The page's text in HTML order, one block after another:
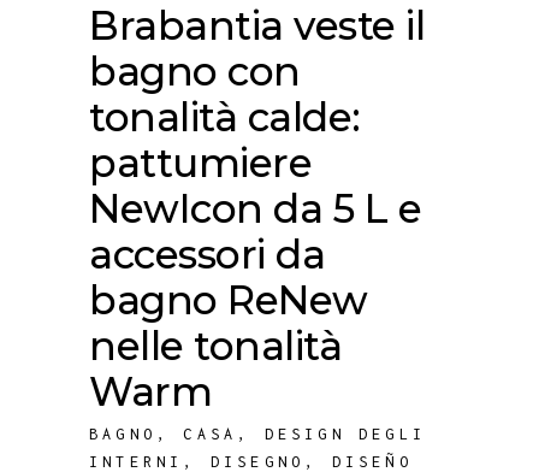
Brabantia veste il
bagno con
tonalità calde:
pattumiere
NewIcon da 5 L e
accessori da
bagno ReNew
nelle tonalità
Warm
BAGNO ,CASA , DESIGN DEGLI
INTERNI , DISEGNO , DISEÑO